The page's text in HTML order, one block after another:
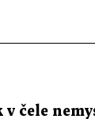
v čele